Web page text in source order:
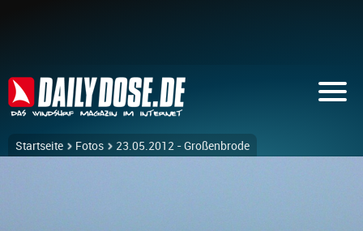
Startseite Fotos 23.05.2012 - Großenbrode